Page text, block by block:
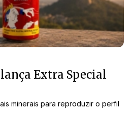
Extra Special
minerais para reproduzir o perfil